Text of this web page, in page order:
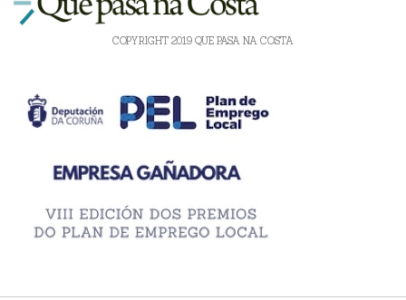
COPYRIGHT 2019 QUE PASA NA COSTA